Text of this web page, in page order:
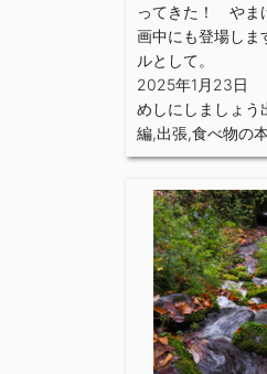
ってきた！ やま
画中にも登場しま
ルとして。
2025年1月23日
めしにしましょう
編,出張,食べ物の本